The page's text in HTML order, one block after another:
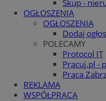
Skup -
OGŁOSZENIA
OGŁOSZENIA
Dodaj
POLECAMY
Protocol IT
Pracuj.pl -
Praca
REKLAMA
WSPÓŁPRACA